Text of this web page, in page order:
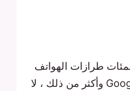
طرازات الهواتف
الذكية من Apple و Samsung و Google وأكثر من ذلك ، لا